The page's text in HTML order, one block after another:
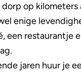
op kilometers
enige
een restaurantje
jaren huur je